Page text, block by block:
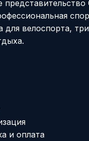
представительство
для велоспорта,
и оплата